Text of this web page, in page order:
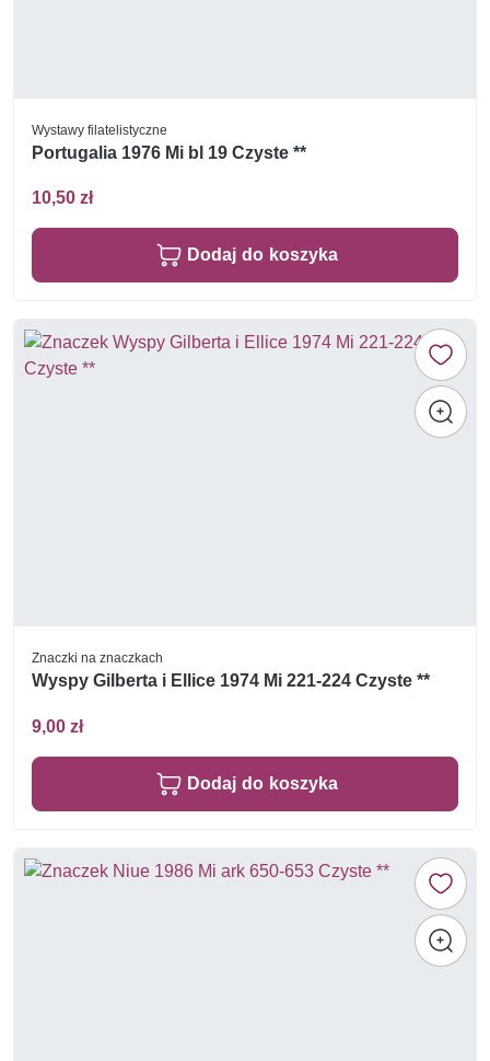
Wystawy filatelistyczne
Portugalia 1976 Mi bl 19 Czyste **
10,50 zł
Dodaj do koszyka
Znaczki na znaczkach
Wyspy Gilberta i Ellice 1974 Mi 221-224 Czyste **
9,00 zł
Dodaj do koszyka